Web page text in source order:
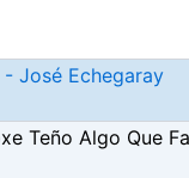
José Echegaray
Teño Algo Que